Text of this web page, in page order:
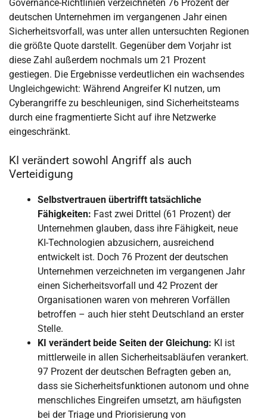
Governance-Richtlinien verzeichneten 76 Prozent der
deutschen Unternehmen im vergangenen Jahr einen
Sicherheitsvorfall, was unter allen untersuchten Regionen
die größte Quote darstellt. Gegenüber dem Vorjahr ist
diese Zahl außerdem nochmals um 21 Prozent
gestiegen. Die Ergebnisse verdeutlichen ein wachsendes
Ungleichgewicht: Während Angreifer KI nutzen, um
Cyberangriffe zu beschleunigen, sind Sicherheitsteams
durch eine fragmentierte Sicht auf ihre Netzwerke
eingeschränkt.
KI verändert sowohl Angriff als auch
Verteidigung
Selbstvertrauen übertrifft tatsächliche
Fähigkeiten: Fast zwei Drittel (61 Prozent) der
Unternehmen glauben, dass ihre Fähigkeit, neue
KI-Technologien abzusichern, ausreichend
entwickelt ist. Doch 76 Prozent der deutschen
Unternehmen verzeichneten im vergangenen Jahr
einen Sicherheitsvorfall und 42 Prozent der
Organisationen waren von mehreren Vorfällen
betroffen – auch hier steht Deutschland an erster
Stelle.
KI verändert beide Seiten der Gleichung: KI ist
mittlerweile in allen Sicherheitsabläufen verankert.
97 Prozent der deutschen Befragten geben an,
dass sie Sicherheitsfunktionen autonom und ohne
menschliches Eingreifen umsetzt, am häufigsten
bei der Triage und Priorisierung von